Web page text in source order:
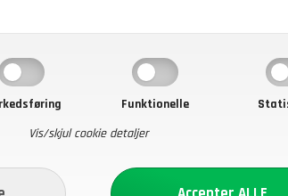
Funktionelle
Vis/skjul cookie detaljer